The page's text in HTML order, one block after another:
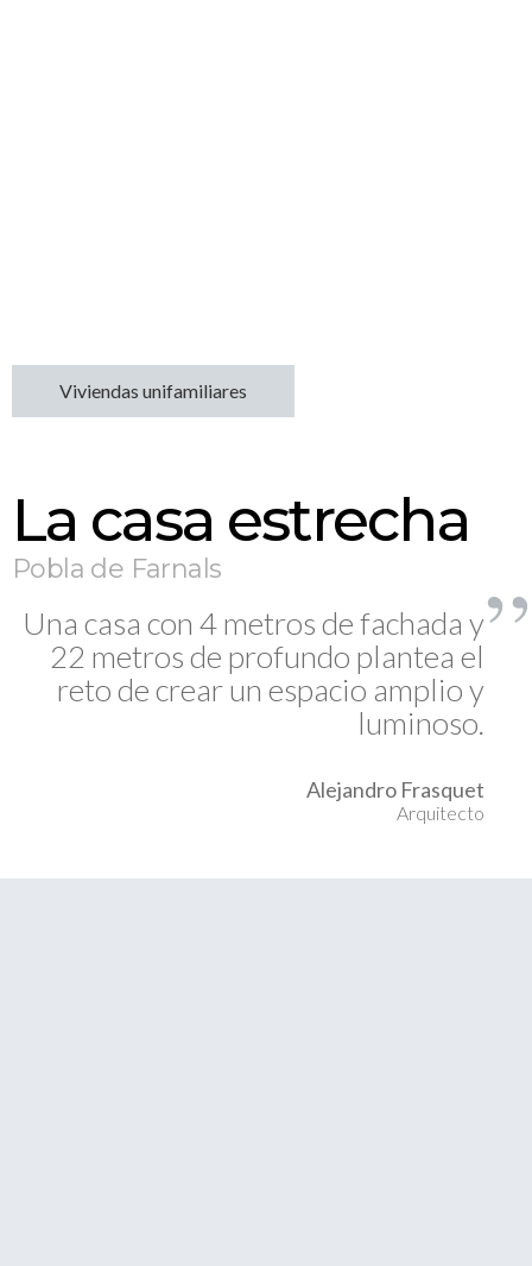
Viviendas unifamiliares
La casa estrecha
Pobla de Farnals
Una casa con 4 metros de fachada y
22 metros de profundo plantea el
reto de crear un espacio amplio y
luminoso.
Alejandro Frasquet
Arquitecto